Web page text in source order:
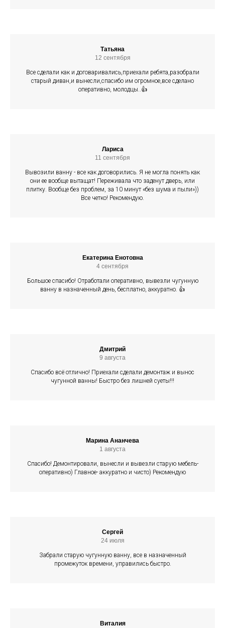
Татьяна
12 сентября
Все сделали как и договаривались,приехали ребята,разобрали
старый диван,и вынесли,спасибо им огромное,все сделано
оперативно, молодцы..👍
Лариса
11 сентября
Вывозили ванну - все как договорились. Я не могла понять как
они ее вообще вытащат! Переживала что заденут дверь, или
плитку. Вообще без проблем, за 10 минут «без шума и пыли»))
Все четко! Рекомендую.
Екатерина Енотовна
4 сентября
Большое спасибо! Отработали оперативно, вывезли чугунную
ванну в назначенный день, бесплатно, аккуратно. 👍
Дмитрий
9 августа
Спасибо всё отлично! Приехали сделали демонтаж и вынос
чугунной ванны! Быстро без лишней суеты!!!
Марина Ананчева
1 августа
Спасибо! Демонтировали, вынесли и вывезли старую мебель-
оперативно) Главное- аккуратно и чисто) Рекомендую
Сергей
24 июля
Забрали старую чугунную ванну, все в назначенный
промежуток времени, управились быстро.
Виталия